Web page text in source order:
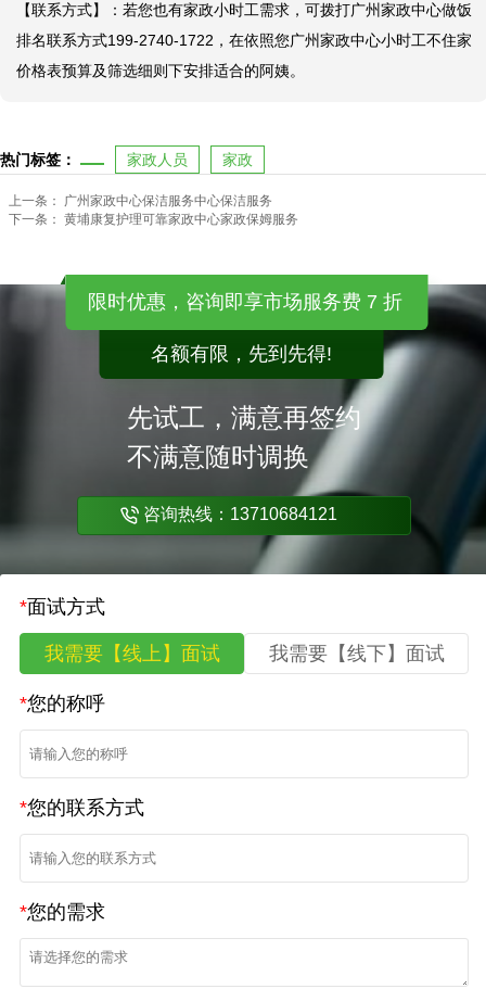
【联系方式】：若您也有家政小时工需求，可拨打广州家政中心做饭
排名联系方式199-2740-1722，在依照您广州家政中心小时工不住家
价格表预算及筛选细则下安排适合的阿姨。
热门标签： 家政人员 家政
上一条：
广州家政中心保洁服务中心保洁服务
下一条： 黄埔康复护理可靠家政中心家政保姆服务
限时优惠，咨询即享市场服务费 7 折
名额有限，先到先得!
先试工，满意再签约
不满意随时调换
咨询热线：13710684121
*面试方式
我需要【线上】面试 我需要【线下】面试
*您的称呼
*您的联系方式
*您的需求